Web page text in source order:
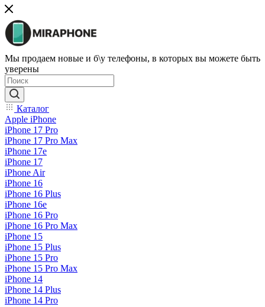
Мы продаем новые и б\у телефоны, в которых вы можете быть
уверены
Каталог
Apple iPhone
iPhone 17 Pro
iPhone 17 Pro Max
iPhone 17e
iPhone 17
iPhone Air
iPhone 16
iPhone 16 Plus
iPhone 16e
iPhone 16 Pro
iPhone 16 Pro Max
iPhone 15
iPhone 15 Plus
iPhone 15 Pro
iPhone 15 Pro Max
iPhone 14
iPhone 14 Plus
iPhone 14 Pro